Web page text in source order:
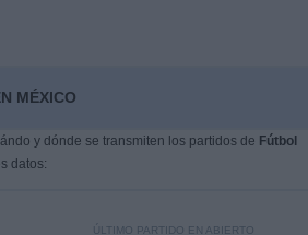
MÉXICO
y dónde se transmiten los partidos de Fútbol
datos:
ÚLTIMO PARTIDO EN ABIERTO